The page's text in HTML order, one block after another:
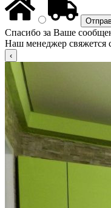
Спасибо за Ваше
Наш менеджер свяжется